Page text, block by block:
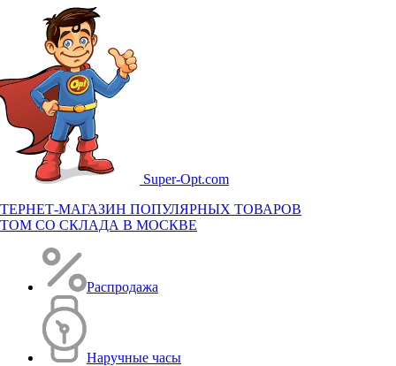
Super-Opt.com
МАГАЗИН ПОПУЛЯРНЫХ ТОВАРОВ
СО СКЛАДА В МОСКВЕ
Распродажа
Наручные часы